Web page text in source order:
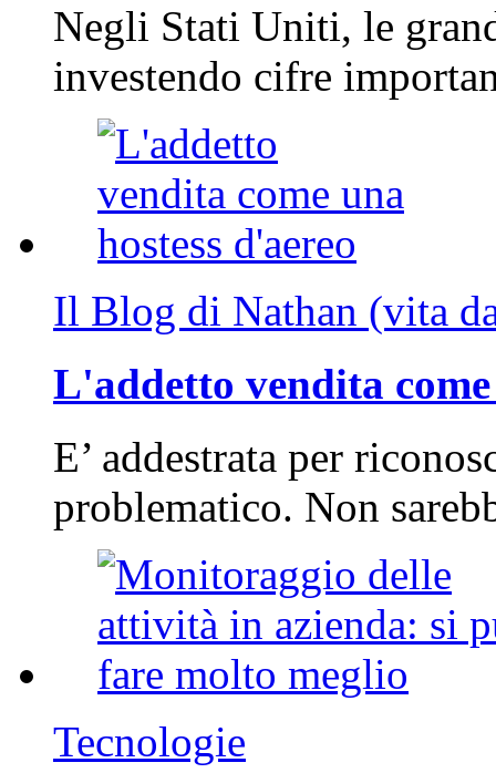
Negli Stati Uniti, le
investendo cifre
Il Blog di Nathan (vita
L'addetto vendita
E’ addestrata per
problematico. Non
Tecnologie